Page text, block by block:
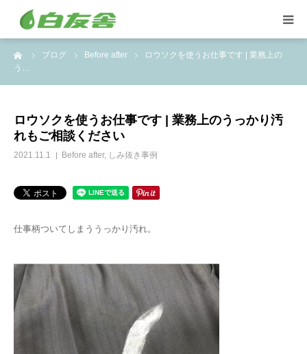
ブログ Before after
ロウソクを使うお仕事です | 業務上の
う…
ロウソクを使うお仕事です | 業務上のうっかり汚
れもご相談ください
2021.11.1 Before after, しみ抜き事例
仕事柄ついてしまううっかり汚れ。
集配サービス
洋服リフォームとリペア